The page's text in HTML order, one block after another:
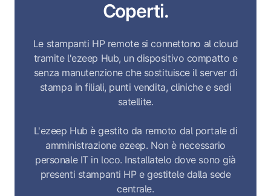
Coperti.
Le stampanti HP remote si connettono al cloud
tramite l'ezeep Hub, un dispositivo compatto e
senza manutenzione che sostituisce il server di
stampa in filiali, punti vendita, cliniche e sedi
satellite.
L'ezeep Hub è gestito da remoto dal portale di
amministrazione ezeep. Non è necessario
personale IT in loco. Installatelo dove sono già
presenti stampanti HP e gestitele dalla sede
centrale.